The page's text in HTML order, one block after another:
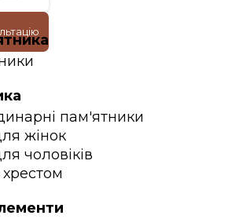
пам'ятники
жінок
чоловіків